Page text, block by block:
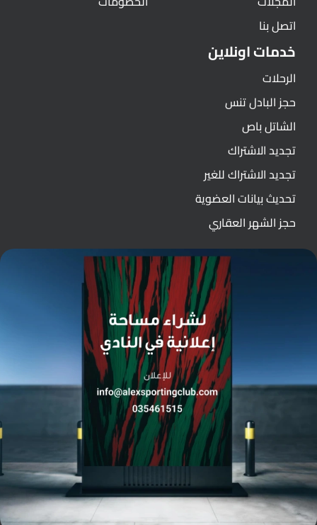
اتصل بنا
خدمات اونلاين
الرحلات
حجز البادل تنس
الشاتل باص
تجديد الاشتراك
تجديد الاشتراك للغير
تحديث بيانات العضوية
حجز الشهر العقاري